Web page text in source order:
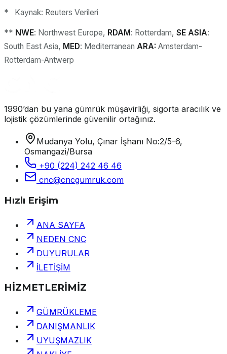
* Kaynak: Reuters Verileri
** NWE: Northwest Europe, RDAM : Rotterdam, SE ASIA:
South East Asia, MED: Mediterranean ARA: Amsterdam-
Rotterdam-Antwerp
1990’dan bu yana gümrük müşavirliği, sigorta aracılık ve
lojistik çözümlerinde güvenilir ortağınız.
Mudanya Yolu, Çınar İşhanı No:2/5-6,
Osmangazi/Bursa
+90 (224) 242 46 46
cnc@cncgumruk.com
Hızlı Erişim
ANA SAYFA
NEDEN CNC
DUYURULAR
İLETİŞİM
HİZMETLERİMİZ
GÜMRÜKLEME
DANIŞMANLIK
UYUŞMAZLIK